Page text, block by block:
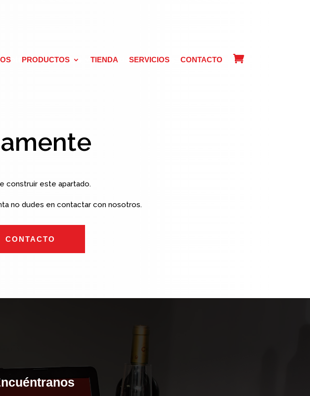
PRODUCTOS TIENDA SERVICIOS CONTACTO
construir este apartado.
no dudes en contactar con nosotros.
CONTACTO
Productos Tienda Servicios Contacto